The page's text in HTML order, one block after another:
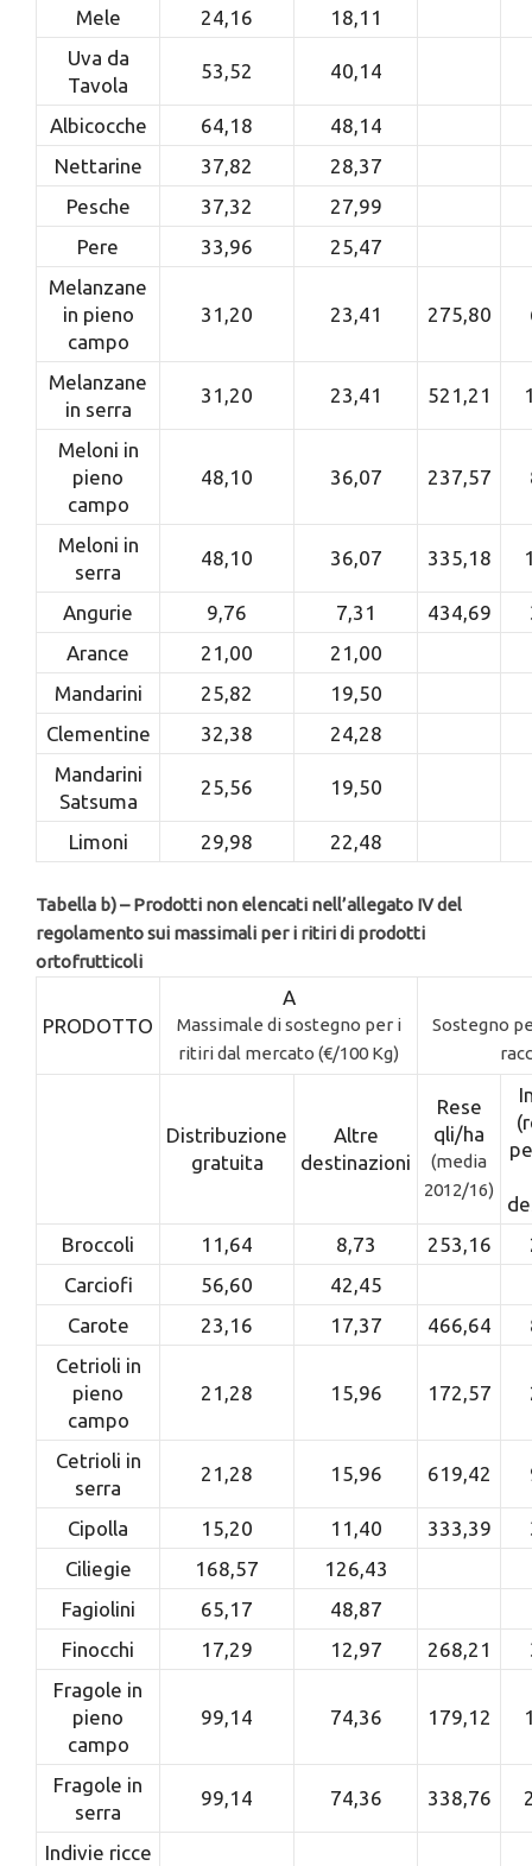
Mele 24,16
18,11
Uva da
Tavola
53,52 40,14
Albicocche 64,18
48,14
Nettarine
37,82
28,37
Pesche
37,32
27,99
Pere
33,96
25,47
Melanzane
in pieno
campo
31,20 23,41 275,80
Melanzane
in serra
31,20 23,41 521,21
Meloni in
pieno
campo
48,10 36,07 237,57
Meloni in
serra
48,10 36,07 335,18
Angurie 9,76 7,31 434,69
Arance
21,00
21,00
Mandarini
25,82
19,50
Clementine
32,38
24,28
Mandarini
Satsuma
25,56 19,50
Limoni 29,98 22,48
Tabella b) – Prodotti non elencati nell’allegato IV del
regolamento sui massimali per i ritiri di prodotti
ortofrutticoli
PRODOTTO
A
Massimale di sostegno per i
ritiri dal mercato (€/100 Kg)
Sostegno
Distribuzione
gratuita
Altre
destinazioni
Rese
qli/ha
(media
2012/16)
Broccoli
11,64 8,73 253,16
Carciofi
56,60
42,45
Carote
23,16 17,37 466,64
Cetrioli in
pieno
campo
21,28 15,96 172,57
Cetrioli in
serra
21,28 15,96 619,42
Cipolla 15,20 11,40 333,39
Ciliegie
168,57
126,43
Fagiolini
65,17
48,87
Finocchi
17,29 12,97 268,21
Fragole in
pieno
campo
99,14 74,36 179,12
Fragole in
serra
99,14 74,36 338,76
Indivie ricce